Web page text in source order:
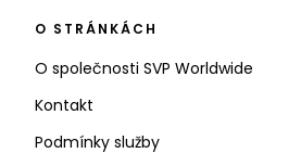
O STRÁNKÁCH
O společnosti SVP Worldwide
Kontakt
Podmínky služby